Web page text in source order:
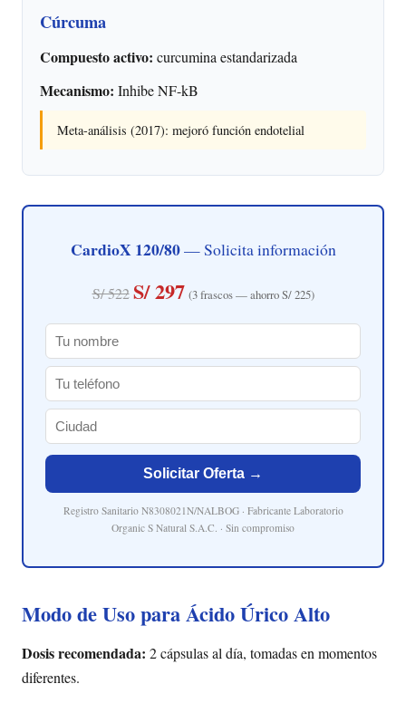
Cúrcuma
Compuesto activo: curcumina estandarizada
Mecanismo: Inhibe NF-kB
Meta-análisis (2017): mejoró función endotelial
CardioX 120/80— Solicita información
S/ 522 S/ 297 (3 frascos — ahorro S/ 225)
Solicitar Oferta →
Registro Sanitario N8308021N/NALBOG · Fabricante Laboratorio
Organic S Natural S.A.C. · Sin compromiso
Modo de Uso para Ácido Úrico Alto
Dosis recomendada: 2 cápsulas al día, tomadas en momentos
diferentes.